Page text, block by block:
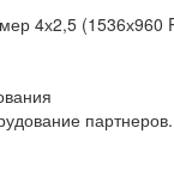
4х2,5 (1536х960
партнеров.